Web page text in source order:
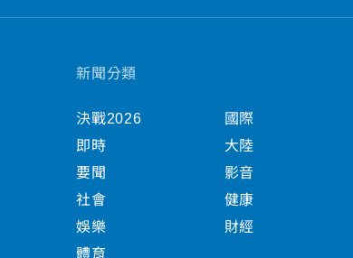
新聞分類
決戰2026
即時
要聞
社會
娛樂
體育
國際
大陸
影音
健康
財經